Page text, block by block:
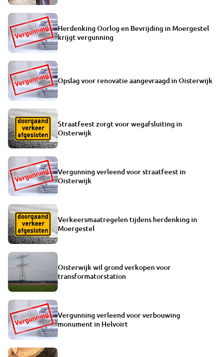
Herdenking Oorlog en Bevrijding in Moergestel
krijgt vergunning
Opslag voor renovatie aangevraagd in Oisterwijk
Straatfeest zorgt voor wegafsluiting in
Oisterwijk
Vergunning verleend voor straatfeest in
Oisterwijk
Verkeersmaatregelen tijdens herdenking in
Moergestel
Oisterwijk wil grond verkopen voor
transformatorstation
Vergunning verleend voor verbouwing
monument in Helvoirt